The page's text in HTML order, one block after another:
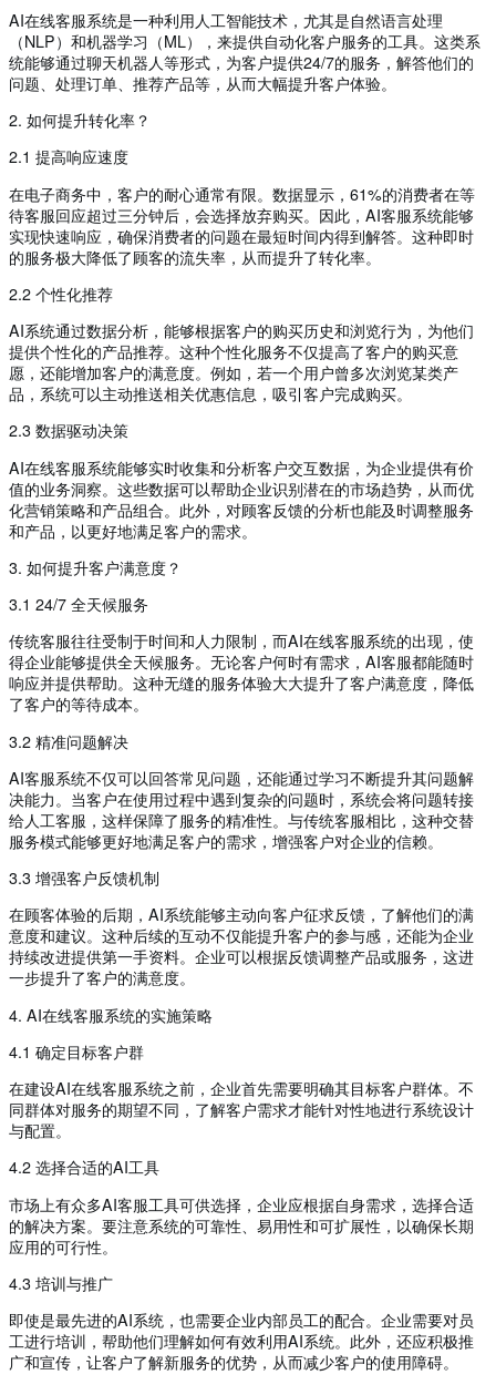
AI在线客服系统是一种利用人工智能技术，尤其是自然语言处理
（NLP）和机器学习（ML），来提供自动化客户服务的工具。这类系
统能够通过聊天机器人等形式，为客户提供24/7的服务，解答他们的
问题、处理订单、推荐产品等，从而大幅提升客户体验。
2. 如何提升转化率？
2.1 提高响应速度
在电子商务中，客户的耐心通常有限。数据显示，61%的消费者在等
待客服回应超过三分钟后，会选择放弃购买。因此，AI客服系统能够
实现快速响应，确保消费者的问题在最短时间内得到解答。这种即时
的服务极大降低了顾客的流失率，从而提升了转化率。
2.2 个性化推荐
AI系统通过数据分析，能够根据客户的购买历史和浏览行为，为他们
提供个性化的产品推荐。这种个性化服务不仅提高了客户的购买意
愿，还能增加客户的满意度。例如，若一个用户曾多次浏览某类产
品，系统可以主动推送相关优惠信息，吸引客户完成购买。
2.3 数据驱动决策
AI在线客服系统能够实时收集和分析客户交互数据，为企业提供有价
值的业务洞察。这些数据可以帮助企业识别潜在的市场趋势，从而优
化营销策略和产品组合。此外，对顾客反馈的分析也能及时调整服务
和产品，以更好地满足客户的需求。
3. 如何提升客户满意度？
3.1 24/7 全天候服务
传统客服往往受制于时间和人力限制，而AI在线客服系统的出现，使
得企业能够提供全天候服务。无论客户何时有需求，AI客服都能随时
响应并提供帮助。这种无缝的服务体验大大提升了客户满意度，降低
了客户的等待成本。
3.2 精准问题解决
AI客服系统不仅可以回答常见问题，还能通过学习不断提升其问题解
决能力。当客户在使用过程中遇到复杂的问题时，系统会将问题转接
给人工客服，这样保障了服务的精准性。与传统客服相比，这种交替
服务模式能够更好地满足客户的需求，增强客户对企业的信赖。
3.3 增强客户反馈机制
在顾客体验的后期，AI系统能够主动向客户征求反馈，了解他们的满
意度和建议。这种后续的互动不仅能提升客户的参与感，还能为企业
持续改进提供第一手资料。企业可以根据反馈调整产品或服务，这进
一步提升了客户的满意度。
4. AI在线客服系统的实施策略
4.1 确定目标客户群
在建设AI在线客服系统之前，企业首先需要明确其目标客户群体。不
同群体对服务的期望不同，了解客户需求才能针对性地进行系统设计
与配置。
4.2 选择合适的AI工具
市场上有众多AI客服工具可供选择，企业应根据自身需求，选择合适
的解决方案。要注意系统的可靠性、易用性和可扩展性，以确保长期
应用的可行性。
4.3 培训与推广
即使是最先进的AI系统，也需要企业内部员工的配合。企业需要对员
工进行培训，帮助他们理解如何有效利用AI系统。此外，还应积极推
广和宣传，让客户了解新服务的优势，从而减少客户的使用障碍。